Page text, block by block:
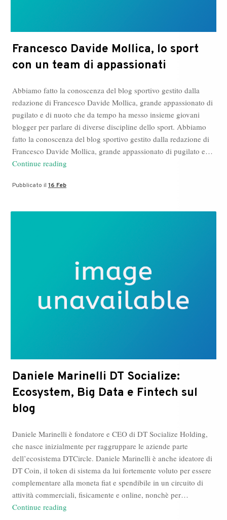
Francesco Davide Mollica, lo sport
con un team di appassionati
Abbiamo fatto la conoscenza del blog sportivo gestito dalla
redazione di Francesco Davide Mollica, grande appassionato di
pugilato e di nuoto che da tempo ha messo insieme giovani
blogger per parlare di diverse discipline dello sport. Abbiamo
fatto la conoscenza del blog sportivo gestito dalla redazione di
Francesco Davide Mollica, grande appassionato di pugilato e…
Continue reading
sport
appassionati
Pubblicato il 16 Feb
Daniele Marinelli DT Socialize:
Ecosystem, Big Data e Fintech sul
blog
Daniele Marinelli è fondatore e CEO di DT Socialize Holding,
che nasce inizialmente per raggruppare le aziende parte
dell’ecosistema DTCircle. Daniele Marinelli è anche ideatore di
DT Coin, il token di sistema da lui fortemente voluto per essere
complementare alla moneta fiat e spendibile in un circuito di
attività commerciali, fisicamente e online, nonchè per…
Continue reading